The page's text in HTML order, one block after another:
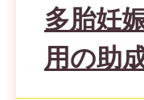
多胎妊
用の助